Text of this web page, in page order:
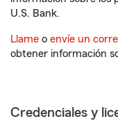
U.S. Bank.
Llame o envíe un
obtener información
Credenciales y